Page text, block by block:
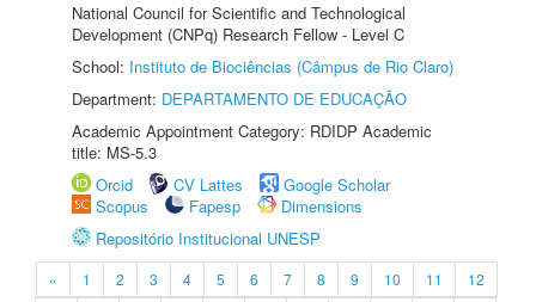
National Council for Scientific and Technological
Development (CNPq) Research Fellow - Level C
School: Instituto de Biociências (Câmpus de Rio Claro)
Department: DEPARTAMENTO DE EDUCAÇÃO
Academic Appointment Category: RDIDP Academic
title: MS-5.3
Orcid
CV Lattes
Google Scholar
Scopus
Fapesp
Dimensions
Repositório Institucional UNESP
« 1 2 3 4 5 6 7 8 9 10 11
12